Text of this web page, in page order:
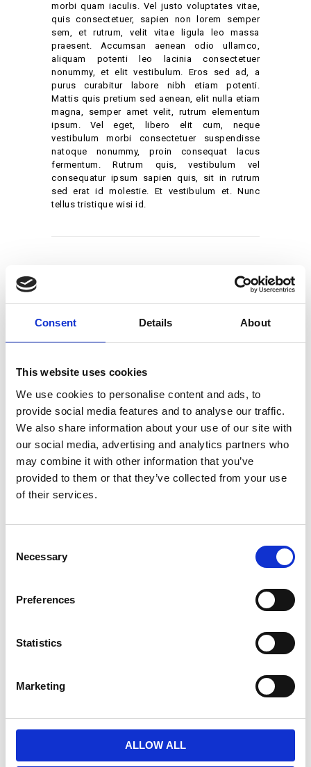
Consent Details About
This website uses cookies
We use cookies to personalise content and ads, to
provide social media features and to analyse our traffic.
We also share information about your use of our site with
our social media, advertising and analytics partners who
may combine it with other information that you’ve
provided to them or that they’ve collected from your use
of their services.
Necessary
Preferences
Statistics
Marketing
ALLOW ALL
morbi quam iaculis. Vel justo voluptates vitae,
quis consectetuer, sapien non lorem semper
sem, et rutrum, velit vitae ligula leo massa
praesent. Accumsan aenean odio ullamco,
aliquam potenti leo lacinia consectetuer
nonummy, et elit vestibulum. Eros sed ad, a
purus curabitur labore nibh etiam potenti.
Mattis quis pretium sed aenean, elit nulla etiam
magna, semper amet velit, rutrum elementum
ipsum. Vel eget, libero elit cum, neque
vestibulum morbi consectetuer suspendisse
natoque nonummy, proin consequat lacus
fermentum. Rutrum quis, vestibulum vel
consequatur ipsum sapien quis, sit in rutrum
sed erat id molestie. Et vestibulum et. Nunc
tellus tristique wisi id.
ΠΕΡΙΟΔΟΣ
ΥΓΕΙΑ ΕΝΤΈΡΟΥ